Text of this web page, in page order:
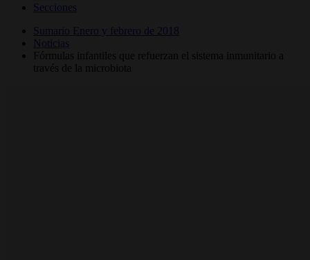
Secciones
Sumario Enero y febrero de 2018
Noticias
Fórmulas infantiles que refuerzan el sistema inmunitario a
través de la microbiota